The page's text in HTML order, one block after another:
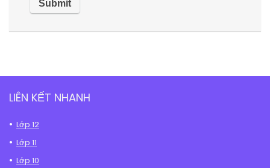
LIÊN KẾT NHANH
Lớp 12
Lớp 11
Lớp 10